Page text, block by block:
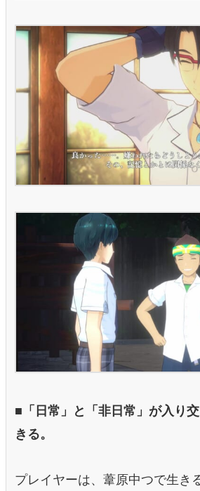
■「日常」と「非日常」が入り
きる。
プレイヤーは、葦原中つで生き